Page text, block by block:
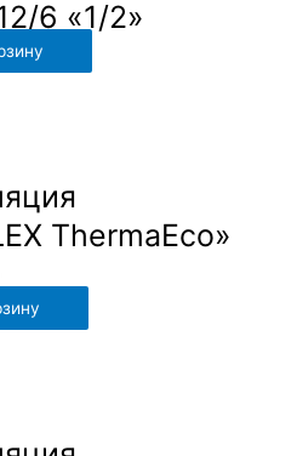
6 «1/2»
ThermaEco»